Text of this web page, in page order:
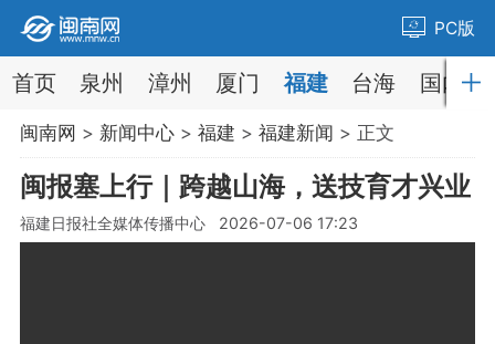
PC版
首页 泉州 漳州 厦门 福建 台海 国内
闽南网 > 新闻中心> 福建 > 福建新闻 > 正文
闽报塞上行｜跨越山海，送技育才兴业
福建日报社全媒体传播中心 2026-07-06 17:23